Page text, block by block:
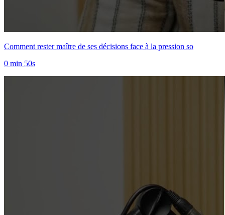
Comment rester maître de ses décisions face à la pression so
0 min 50s